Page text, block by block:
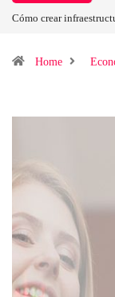
Las tarjetas gráficas
Home